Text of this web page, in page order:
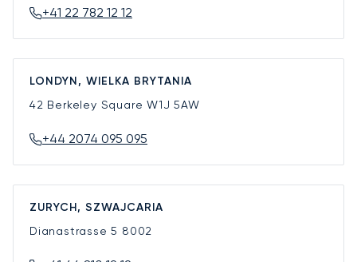
+41 22 782 12 12
LONDYN, WIELKA BRYTANIA
42 Berkeley SquareW1J 5AW
+44 2074 095 095
ZURYCH, SZWAJCARIA
Dianastrasse 5 8002